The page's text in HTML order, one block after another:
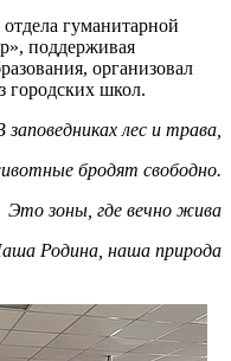
гуманитарной
поддерживая
организовал
городских школ.
заповедниках лес и трава,
бродят свободно.
Это зоны, где вечно жива
Родина, наша npиpoдa